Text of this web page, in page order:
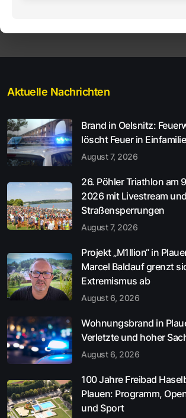
Aktuelle Nachrichten
Brand in Oelsnitz:
löscht Feuer in
August 7, 2026
26. Pöhler Triathlon am
2026 mit Livestream und
Straßensperrungen
August 7, 2026
Projekt „M1llion“ in
Marcel Baldauf grenzt
Extremismus ab
August 6, 2026
Wohnungsbrand in
Verletzte und hoher
August 6, 2026
100 Jahre Freibad
Plauen: Programm,
und Sport